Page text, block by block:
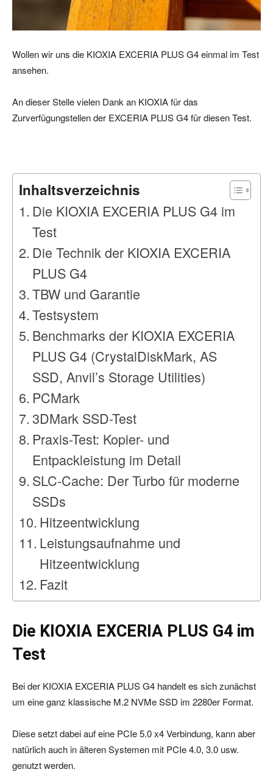
Wollen wir uns die KIOXIA EXCERIA PLUS G4 einmal im Test
ansehen.
An dieser Stelle vielen Dank an KIOXIA für das
Zurverfügungstellen der EXCERIA PLUS G4 für diesen Test.
Inhaltsverzeichnis
Die KIOXIA EXCERIA PLUS G4 im
Test
Die Technik der KIOXIA EXCERIA
PLUS G4
TBW und Garantie
Testsystem
Benchmarks der KIOXIA EXCERIA
PLUS G4 (CrystalDiskMark, AS
SSD, Anvil’s Storage Utilities)
PCMark
3DMark SSD-Test
Praxis-Test: Kopier- und
Entpackleistung im Detail
SLC-Cache: Der Turbo für moderne
SSDs
Hitzeentwicklung
Leistungsaufnahme und
Hitzeentwicklung
Fazit
Die KIOXIA EXCERIA PLUS G4 im
Test
Bei der KIOXIA EXCERIA PLUS G4 handelt es sich zunächst
um eine ganz klassische M.2 NVMe SSD im 2280er Format.
Diese setzt dabei auf eine PCIe 5.0 x4 Verbindung, kann aber
natürlich auch in älteren Systemen mit PCIe 4.0, 3.0 usw.
genutzt werden.